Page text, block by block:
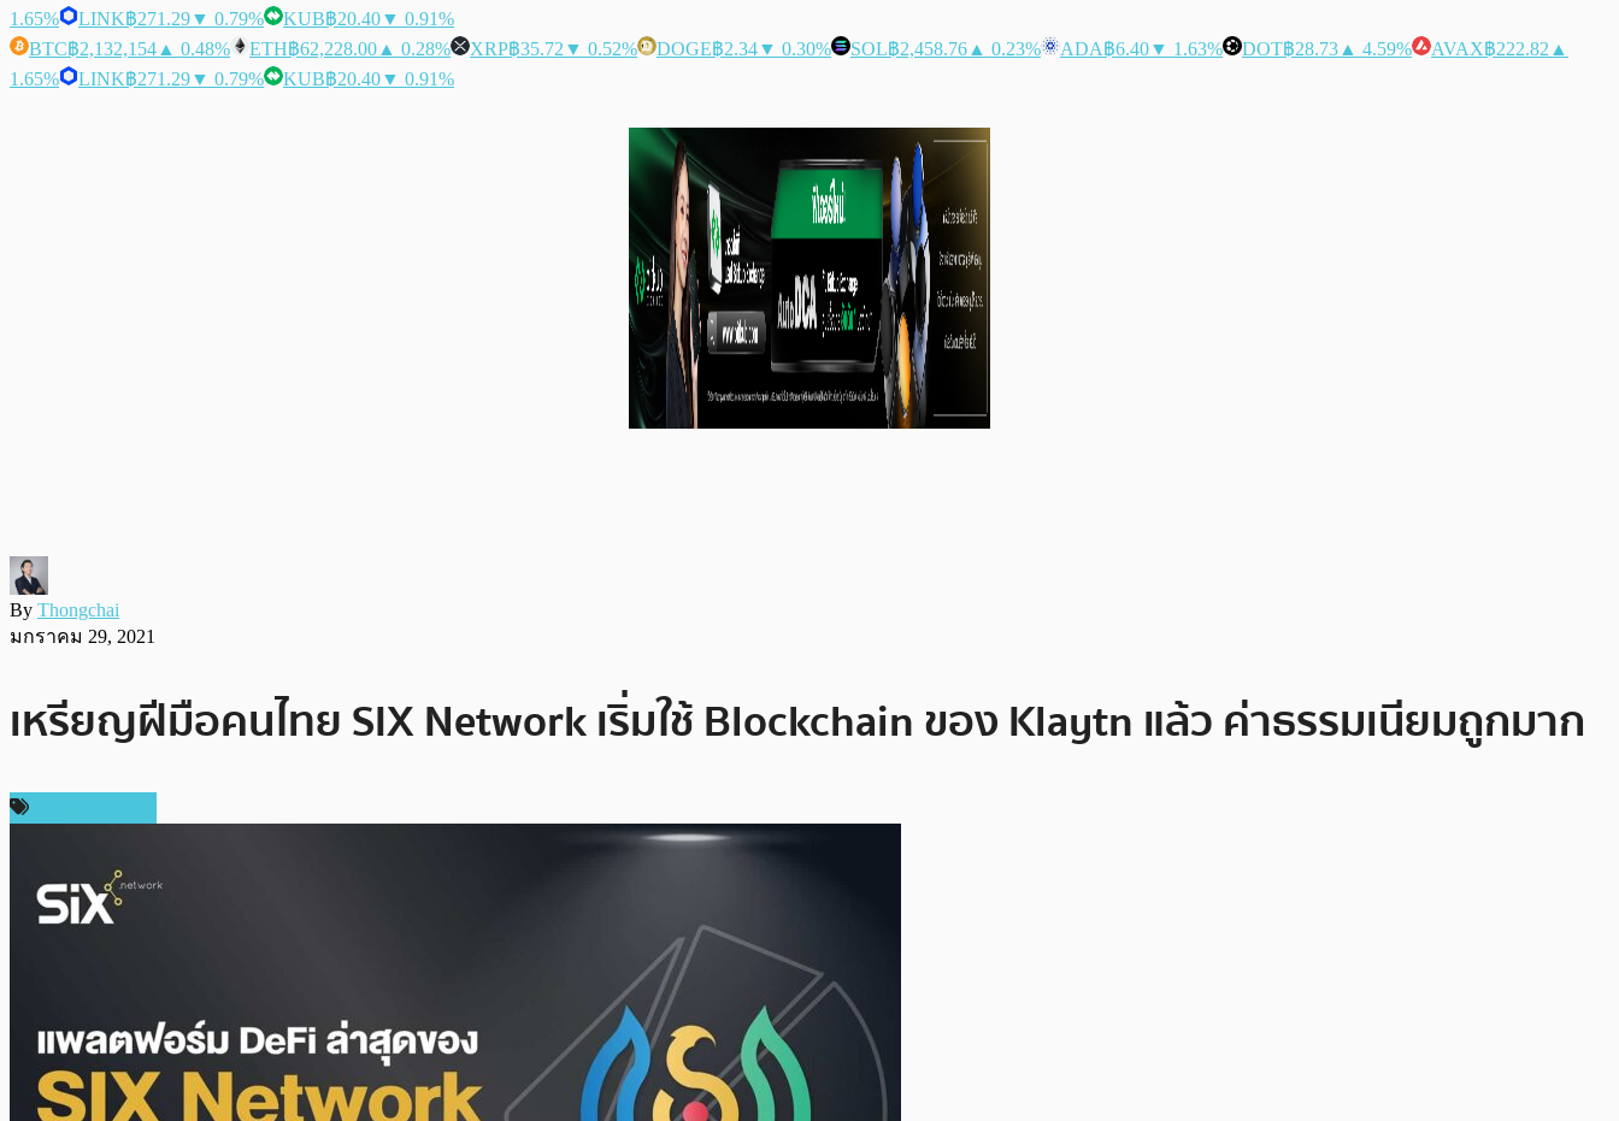
1.65%
LINK฿271.29▼ 0.79% KUB฿20.40▼ 0.91%
BTC฿2,132,154 ▲ 0.48% ETH฿62,228.00 ▲ 0.28% XRP฿35.72 ▼ 0.52% DOGE฿2.34▼ 0.30% SOL฿2,458.76 ▲ 0.23% ADA฿6.40▼ 1.63% DOT฿28.73 ▲ 4.59% AVAX฿222.82 ▲
1.65%
LINK฿271.29▼ 0.79% KUB฿20.40▼ 0.91%
By Thongchai
มกราคม 29, 2021
เหรียญฝีมือคนไทย SIX Network เริ่มใช้ Blockchain ของ Klaytn แล้ว ค่าธรรมเนียมถูกมาก